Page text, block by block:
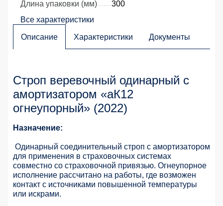
Длина упаковки (мм)
300
Все характеристики
Описание Характеристики Документы
Строп веревочный одинарный с
амортизатором «аК12
огнеупорный» (2022)
Назначение:
Одинарный соединительный строп с амортизатором
для применения в страховочных системах
совместно со страховочной привязью. Огнеупорное
исполнение рассчитано на работы, где возможен
контакт с источниками повышенной температуры
или искрами.